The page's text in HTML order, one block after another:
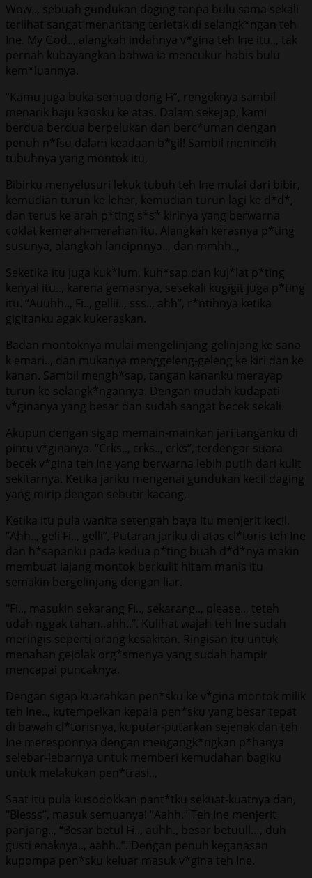
Wow.., sebuah gundukan daging tanpa bulu sama sekali
terlihat sangat menantang terletak di selangk*ngan teh
Ine. My God.., alangkah indahnya v*gina teh Ine itu.., tak
pernah kubayangkan bahwa ia mencukur habis bulu
kem*luannya.
“Kamu juga buka semua dong Fi”, rengeknya sambil
menarik baju kaosku ke atas. Dalam sekejap, kami
berdua berdua berpelukan dan berc*uman dengan
penuh n*fsu dalam keadaan b*gil! Sambil menindih
tubuhnya yang montok itu,
Bibirku menyelusuri lekuk tubuh teh Ine mulai dari bibir,
kemudian turun ke leher, kemudian turun lagi ke d*d*,
dan terus ke arah p*ting s*s* kirinya yang berwarna
coklat kemerah-merahan itu. Alangkah kerasnya p*ting
susunya, alangkah lancipnnya.., dan mmhh..,
Seketika itu juga kuk*lum, kuh*sap dan kuj*lat p*ting
kenyal itu.., karena gemasnya, sesekali kugigit juga p*ting
itu. “Auuhh.., Fi.., gellii.., sss.., ahh”, r*ntihnya ketika
gigitanku agak kukeraskan.
Badan montoknya mulai mengelinjang-gelinjang ke sana
k emari.., dan mukanya menggeleng-geleng ke kiri dan ke
kanan. Sambil mengh*sap, tangan kananku merayap
turun ke selangk*ngannya. Dengan mudah kudapati
v*ginanya yang besar dan sudah sangat becek sekali.
Akupun dengan sigap memain-mainkan jari tanganku di
pintu v*ginanya. “Crks.., crks.., crks”, terdengar suara
becek v*gina teh Ine yang berwarna lebih putih dari kulit
sekitarnya. Ketika jariku mengenai gundukan kecil daging
yang mirip dengan sebutir kacang,
Ketika itu pula wanita setengah baya itu menjerit kecil.
“Ahh.., geli Fi.., gelli”, Putaran jariku di atas cl*toris teh Ine
dan h*sapanku pada kedua p*ting buah d*d*nya makin
membuat lajang montok berkulit hitam manis itu
semakin bergelinjang dengan liar.
“Fi.., masukin sekarang Fi.., sekarang.., please.., teteh
udah nggak tahan..ahh..”. Kulihat wajah teh Ine sudah
meringis seperti orang kesakitan. Ringisan itu untuk
menahan gejolak org*smenya yang sudah hampir
mencapai puncaknya.
Dengan sigap kuarahkan pen*sku ke v*gina montok milik
teh Ine.., kutempelkan kepala pen*sku yang besar tepat
di bawah cl*torisnya, kuputar-putarkan sejenak dan teh
Ine meresponnya dengan mengangk*ngkan p*hanya
selebar-lebarnya untuk memberi kemudahan bagiku
untuk melakukan pen*trasi..,
Saat itu pula kusodokkan pant*tku sekuat-kuatnya dan,
“Blesss”, masuk semuanya! “Aahh.” Teh Ine menjerit
panjang.., “Besar betul Fi.., auhh., besar betuull…, duh
gusti enaknya.., aahh..”. Dengan penuh keganasan
kupompa pen*sku keluar masuk v*gina teh Ine.